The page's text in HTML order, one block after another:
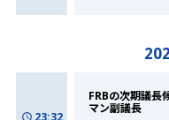
23:32
FRBの次期議長
マン副議長